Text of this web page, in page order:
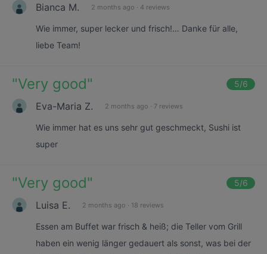
Bianca M. 2 months ago · 4 reviews
Wie immer, super lecker und frisch!… Danke für alle,
liebe Team!
"Very good" 5/6
Eva-Maria Z. 2 months ago · 7 reviews
Wie immer hat es uns sehr gut geschmeckt, Sushi ist
super
"Very good" 5/6
Luisa E. 2 months ago · 18 reviews
Essen am Buffet war frisch & heiß; die Teller vom Grill
haben ein wenig länger gedauert als sonst, was bei der